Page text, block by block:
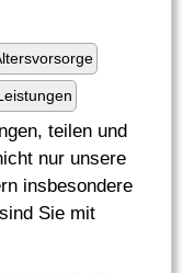
teilen und
nur unsere
insbesondere
Sie mit